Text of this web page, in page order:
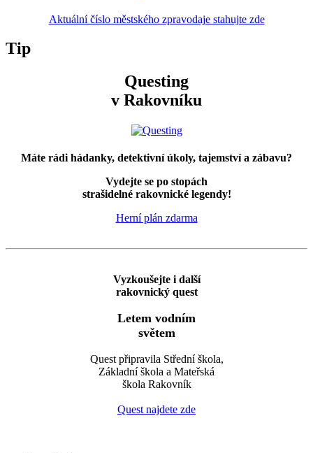
Aktuální číslo městského zpravodaje stahujte zde
Tip
Questing
v Rakovníku
Máte rádi hádanky, detektivní úkoly, tajemství a zábavu?
Vydejte se po stopách
strašidelné rakovnické legendy!
Herní plán zdarma
Vyzkoušejte i další
rakovnický quest
Letem vodním
světem
Quest připravila Střední škola,
Základní škola a Mateřská
škola Rakovník
Quest najdete zde